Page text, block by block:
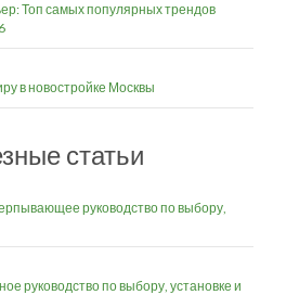
Топ самых популярных трендов
в новостройке Москвы
статьи
руководство по выбору,
руководство по выбору, установке и